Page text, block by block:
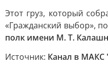
Этот груз, который
«Гражданский выбор»,
полк имени М. Т.
Источник: Канал в МАКС